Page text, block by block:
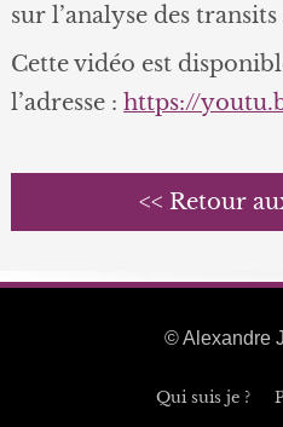
sur l’analyse des
Cette vidéo est
l’adresse :https://
<< Retour
© Alexandre
Qui suis je ?